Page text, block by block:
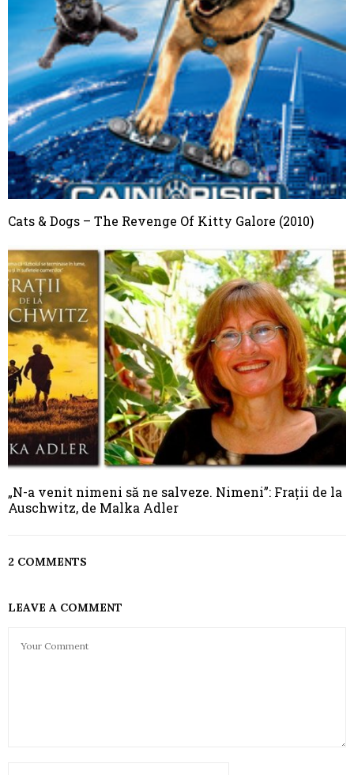
Cats & Dogs – The Revenge Of Kitty Galore (2010)
„N-a venit nimeni să ne salveze. Nimeni”: Frații de la
Auschwitz, de Malka Adler
2 COMMENTS
LEAVE A COMMENT